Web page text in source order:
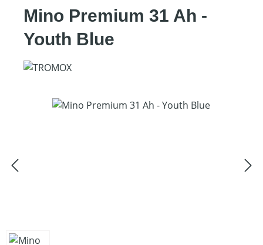
Mino Premium 31 Ah -
Youth Blue
Bildergalerie überspringen